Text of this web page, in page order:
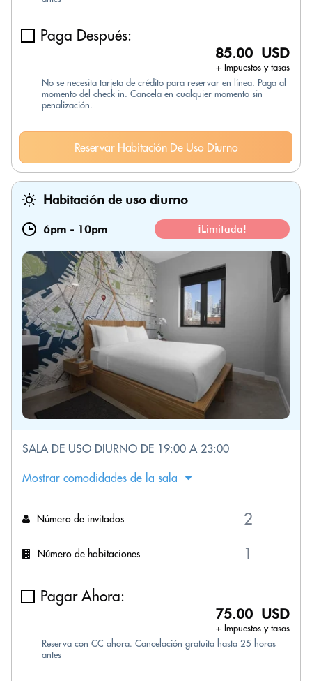
Paga Después:
85.00 USD
+ Impuestos y tasas
No se necesita tarjeta de crédito para reservar en línea. Paga al
momento del check-in. Cancela en cualquier momento sin
penalización.
Reservar Habitación De Uso Diurno
Habitación de uso diurno
6pm - 10pm ¡Limitada!
SALA DE USO DIURNO DE 19:00 A 23:00
Mostrar comodidades de la sala
Número de invitados
Número de habitaciones
Pagar Ahora:
75.00 USD
+ Impuestos y tasas
Reserva con CC ahora. Cancelación gratuita hasta 25 horas
antes